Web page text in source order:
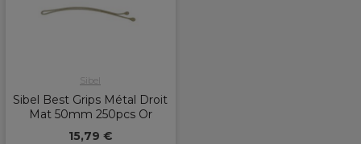
Sibel
Sibel Best Grips Métal Droit
Mat 50mm 250pcs Or
15,79 €